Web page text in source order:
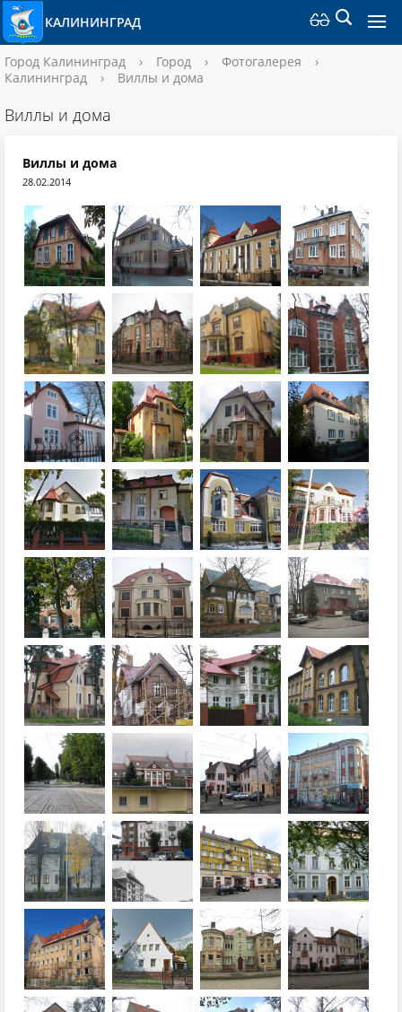
КАЛИНИНГРАД
Город Калининград › Город › Фотогалерея
›
Калининград
› Виллы и дома
Виллы и дома
Виллы и дома
28.02.2014